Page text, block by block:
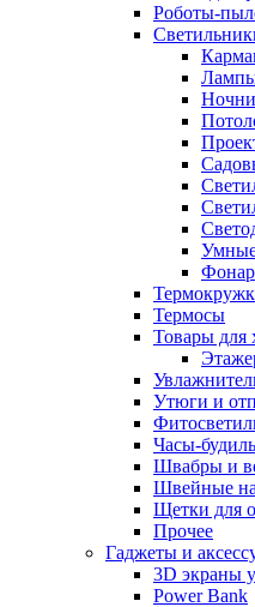
Роботы-
Термосы
Товары для
Утюги и
Часы-
Швабры и
Швейные
Щетки для
Прочее
Гаджеты и
3D экраны
Power Bank